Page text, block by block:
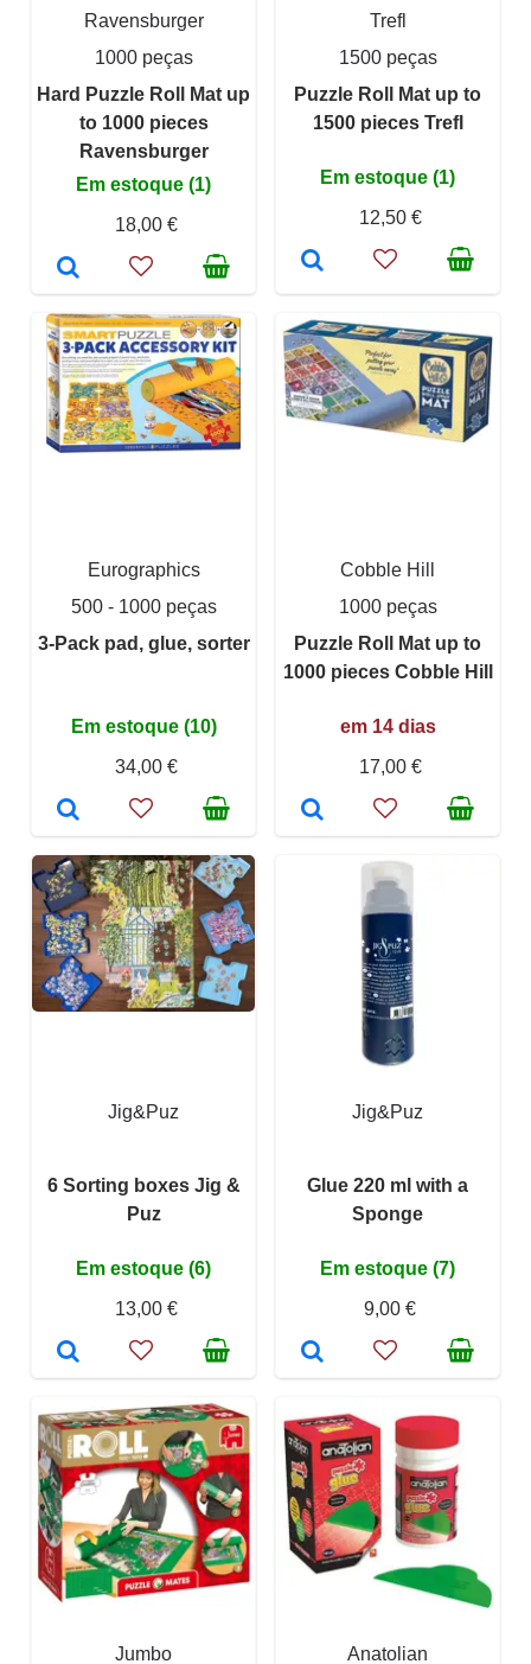
Ravensburger
1000 peças
Hard Puzzle Roll Mat up
to 1000 pieces
Ravensburger
Em estoque (1)
18,00 €
Trefl
1500 peças
Puzzle Roll Mat up to
1500 pieces Trefl
Em estoque (1)
12,50 €
Eurographics
500 - 1000 peças
3-Pack pad, glue, sorter
Em estoque (10)
34,00 €
Cobble Hill
1000 peças
Puzzle Roll Mat up to
1000 pieces Cobble Hill
em 14 dias
17,00 €
Jig&Puz
6 Sorting boxes Jig &
Puz
Em estoque (6)
13,00 €
Jig&Puz
Glue 220 ml with a
Sponge
Em estoque (7)
9,00 €
Jumbo Anatolian